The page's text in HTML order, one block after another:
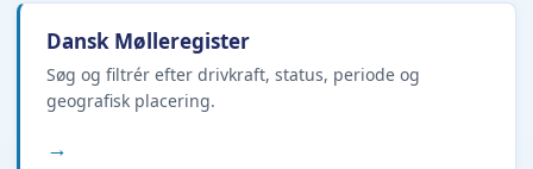
Dansk Mølleregister
Søg og filtrér efter drivkraft, status, periode og
geografisk placering.
→